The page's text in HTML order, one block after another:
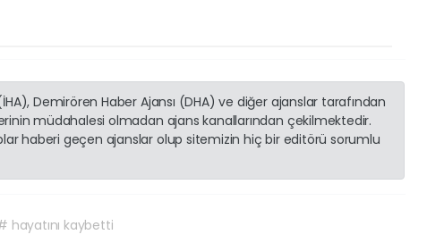
Demirören Haber Ajansı (DHA) ve diğer ajanslar tarafından
müdahalesi olmadan ajans kanallarından çekilmektedir.
haberi geçen ajanslar olup sitemizin hiç bir editörü sorumlu
hayatını kaybetti